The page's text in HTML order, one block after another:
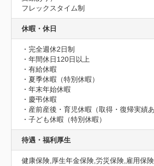
フレックスタイム制
休暇・休日
・完全週休2日制
・年間休日120日以上
・有給休暇
・夏季休暇（特別休暇）
・年末年始休暇
・慶弔休暇
・産前産後・育児休暇（取得・復帰実績あ
・子ども休暇（特別休暇）
待遇・福利厚生
健康保険,厚生年金保険,労災保険,雇用保険